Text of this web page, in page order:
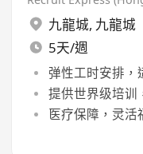
九龍城, 九龍城
5天/週
弹性工时安排，
提供世界级培训
医疗保障，灵活